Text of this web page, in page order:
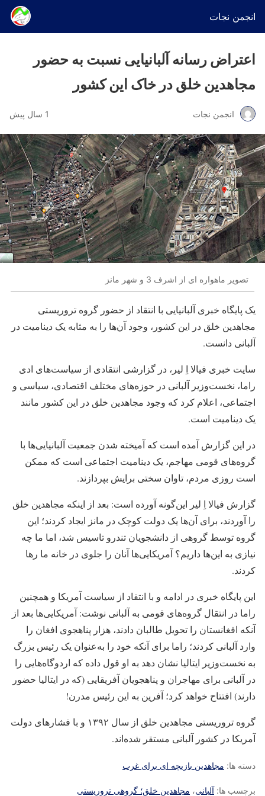
انجمن نجات
اعتراض رسانه آلبانیایی نسبت به حضور
مجاهدین خلق در خاک این کشور
انجمن نجات 1 سال پیش
تصویر ماهواره ای از اشرف 3 و شهر مانز
یک پایگاه خبری آلبانیایی با انتقاد از حضور گروه تروریستی
مجاهدین خلق در این کشور، وجود آن‌ها را به مثابه یک دینامیت در
آلبانی دانست.
سایت خبری فیالا اِ لیر، در گزارشی انتقادی از سیاست‌های ادی
راما، نخست‌وزیر آلبانی در حوزه‌های مختلف اقتصادی، سیاسی و
اجتماعی، اعلام کرد که وجود مجاهدین خلق در این کشور مانند
یک دینامیت است.
در این گزارش آمده است که آمیخته شدن جمعیت آلبانیایی‌ها با
گروه‌های قومی مهاجم، یک دینامیت اجتماعی است که ممکن
است روزی مردم، تاوان سختی برایش بپردازند.
گزارش فیالا اِ لیر این‌گونه آورده است: بعد از اینکه مجاهدین خلق
را آوردند، برای آن‌ها یک دولت کوچک در مانز ایجاد کردند؛ این
گروه توسط گروهی از دانشجویان تندرو تاسیس شد، اما ما چه
نیازی به این‌ها داریم؟ آمریکایی‌ها آنان را جلوی در خانه ما رها
کردند.
این پایگاه خبری در ادامه و با انتقاد از سیاست آمریکا و همچنین
راما در انتقال گروه‌های قومی به آلبانی نوشت: آمریکایی‌ها بعد از
آنکه افغانستان را تحویل طالبان دادند، هزار پناهجوی افغان را
وارد آلبانی کردند؛ راما برای آنکه خود را به‌عنوان یک رئیس بزرگ
به نخست‌وزیر ایتالیا نشان دهد به او قول داده که اردوگاه‌هایی را
در آلبانی برای مهاجران و پناهجویان آفریقایی (که در ایتالیا حضور
دارند) افتتاح خواهد کرد؛ آفرین به این رئیس مدرن!
گروه تروریستی مجاهدین خلق از سال ۱۳۹۲ و با فشار‌های دولت
آمریکا در کشور آلبانی مستقر شده‌اند.
دسته ها: مجاهدین بازیچه ای برای غرب
برچسب ها: آلبانی، مجاهدین خلق؛ گروهی تروریستی